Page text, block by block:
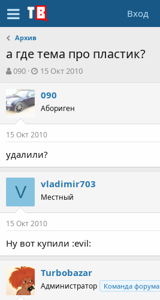
Вход
Архив
а где тема про пластик?
А
т
о
р
т
е
ы
090
Д
т
н
а
ч
л
а
15 Окт 2010
090
Абориген
15 Окт 2010
удалили?
V vladimir703
Местный
15 Окт 2010
Ну вот купили :evil:
Turbobazar
Администратор Команда форума